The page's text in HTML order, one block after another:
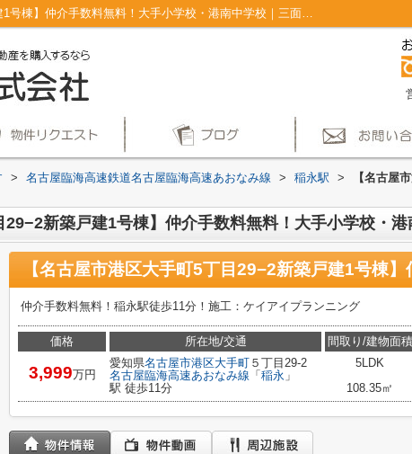
【名古屋市港区大手町5丁目29−2新築戸建1号棟】仲介手数料無料！大手小学校・港南中学校｜三面鏡付洗面化粧台 オートバス 床下収納 ベタ基礎 食器洗乾燥機｜仲介手数料無料！名古屋市で新築戸建てを探すならAplace
> 名古屋臨海高速鉄道名古屋臨海高速あおなみ線 > 稲永駅 >
【名古屋
29−2新築戸建1号棟】仲介手数料無料！大手小学校・
仲介手数料無料！稲永駅徒歩11分！施工：ケイアイプランニング
価格
3,999万円
所在地/交通
愛知県名古屋市港区大手町 ５丁目29-2
名古屋臨海高速あおなみ線 「 稲永 」
駅 徒歩11分
間取り/建物面積
5LDK
108.35㎡